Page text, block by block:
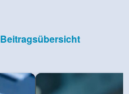
Beitragsübersicht